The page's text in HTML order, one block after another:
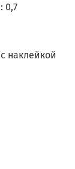
0,7
наклейкой